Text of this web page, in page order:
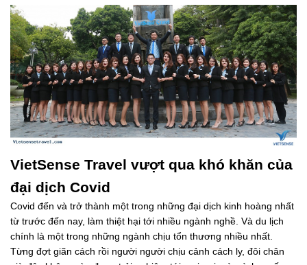
VietSense Travel vượt qua khó khăn của
đại dịch Covid
Covid đến và trở thành một trong những đại dịch kinh hoàng nhất
từ trước đến nay, làm thiệt hại tới nhiều ngành nghề. Và du lịch
chính là một trong những ngành chịu tổn thương nhiều nhất.
Từng đợt giãn cách rồi người người chịu cảnh cách ly, đôi chân